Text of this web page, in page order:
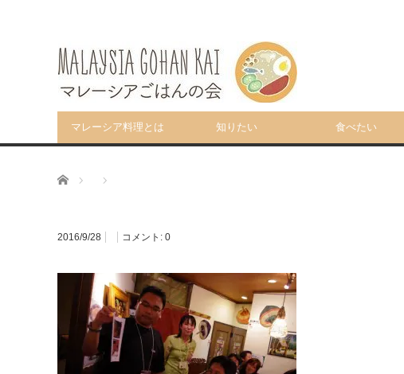
マレーシア料理とは 知りたい 食べたい
ホーム
2016/9/28 コメント: 0